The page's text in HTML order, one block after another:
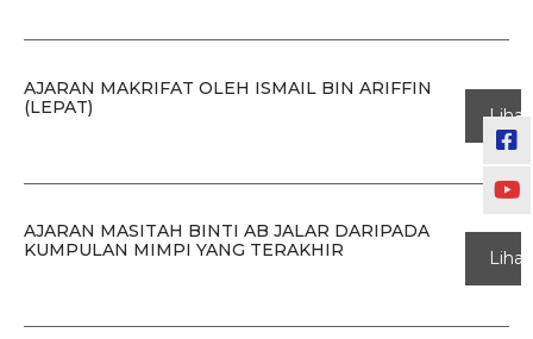
AJARAN MAKRIFAT OLEH ISMAIL BIN ARIFFIN
(LEPAT)
Lihat
AJARAN MASITAH BINTI AB JALAR DARIPADA
KUMPULAN MIMPI YANG TERAKHIR
Lihat